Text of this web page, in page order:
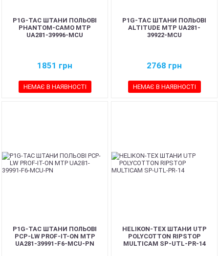
P1G-TAC ШТАНИ ПОЛЬОВІ
PHANTOM-CAMO MTP
UA281-39996-MCU
1851 грн
НЕМАЄ В НАЯВНОСТІ
P1G-TAC ШТАНИ ПОЛЬОВІ
ALTITUDE MTP UA281-
39922-MCU
2768 грн
НЕМАЄ В НАЯВНОСТІ
P1G-TAC ШТАНИ ПОЛЬОВІ
PCP-LW PROF-IT-ON MTP
UA281-39991-F6-MCU-PN
HELIKON-TEX ШТАНИ UTP
POLYCOTTON RIPSTOP
MULTICAM SP-UTL-PR-14